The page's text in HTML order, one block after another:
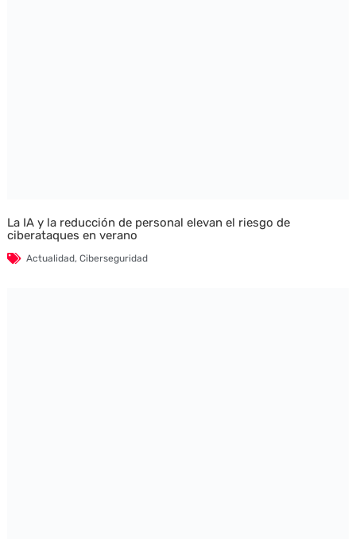
La IA y la reducción de personal elevan el riesgo de
ciberataques en verano
Actualidad, Ciberseguridad